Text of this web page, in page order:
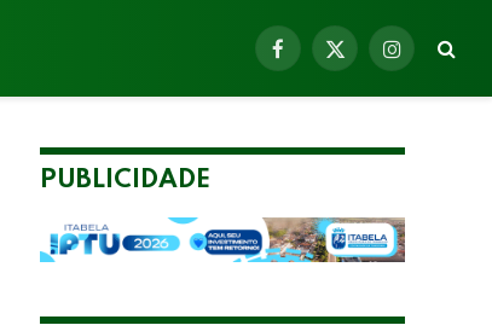
Facebook
X
Instagram
PUBLICIDADE